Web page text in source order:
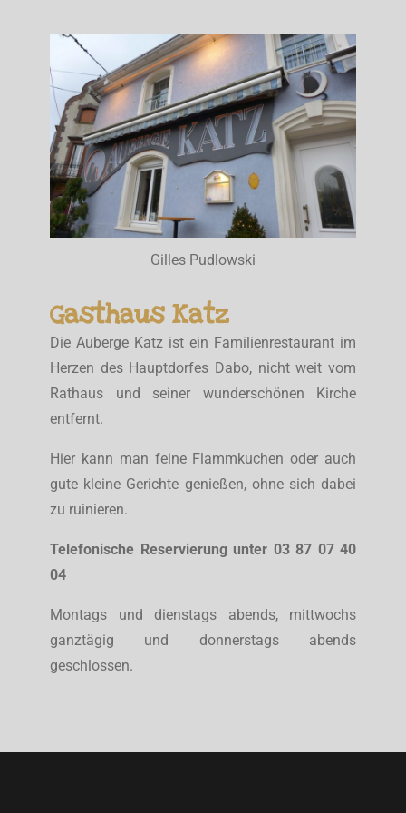
Gilles Pudlowski
Gasthaus Katz
Die Auberge Katz ist ein Familienrestaurant im
Herzen des Hauptdorfes Dabo, nicht weit vom
Rathaus und seiner wunderschönen Kirche
entfernt.
Hier kann man feine Flammkuchen oder auch
gute kleine Gerichte genießen, ohne sich dabei
zu ruinieren.
Telefonische Reservierung unter 03 87 07 40
04
Montags und dienstags abends, mittwochs
ganztägig und donnerstags abends
geschlossen.